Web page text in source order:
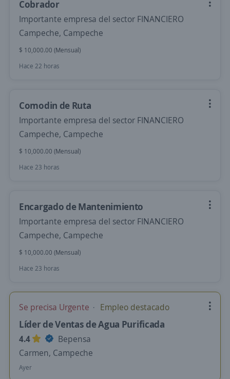
Cobrador
Importante empresa del sector FINANCIERO
Campeche, Campeche
$ 10,000.00 (Mensual)
Hace 22 horas
Comodin de Ruta
Importante empresa del sector FINANCIERO
Campeche, Campeche
$ 10,000.00 (Mensual)
Hace 23 horas
Encargado de Mantenimiento
Importante empresa del sector FINANCIERO
Campeche, Campeche
$ 10,000.00 (Mensual)
Hace 23 horas
Se precisa Urgente Empleo destacado
Líder de Ventas de Agua Purificada
4.4
Bepensa
Carmen, Campeche
Ayer